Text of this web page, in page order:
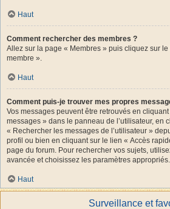
Haut
Comment rechercher des membres ?
Allez sur la page « Membres » puis cliquez sur
membre ».
Haut
Comment puis-je trouver mes propres
Vos messages peuvent être retrouvés en
messages » dans le panneau de l’utilisateur, en
« Rechercher les messages de l’utilisateur »
profil ou bien en cliquant sur le lien « Accès
page du forum. Pour rechercher vos sujets,
avancée et choisissez les paramètres appropriés.
Haut
Surveillance et